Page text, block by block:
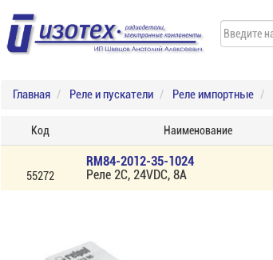
Главная Реле и пускатели Реле импортные
Код Наименование
55272
RM84-2012-35-1024
Реле 2C, 24VDC, 8А